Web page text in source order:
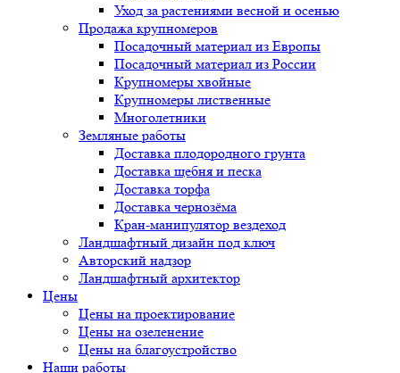
Уход за растениями весной и осенью
Продажа крупномеров
Посадочный материал из Европы
Посадочный материал из России
Крупномеры хвойные
Крупномеры лиственные
Многолетники
Земляные работы
Доставка плодородного грунта
Доставка щебня и песка
Доставка торфа
Доставка чернозёма
Кран-манипулятор вездеход
Ландшафтный дизайн под ключ
Авторский надзор
Ландшафтный архитектор
Цены
Цены на проектирование
Цены на озеленение
Цены на благоустройство
Наши работы